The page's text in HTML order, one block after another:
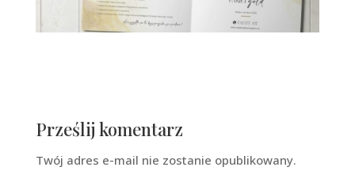
Prześlij komentarz
Twój adres e-mail nie zostanie opublikowany.